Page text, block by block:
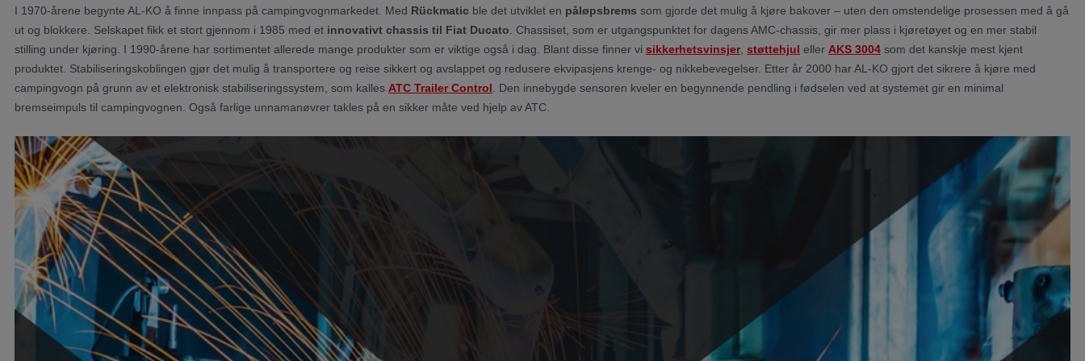
I 1970-årene begynte AL-KO å finne innpass på campingvognmarkedet. Med Rückmatic ble det utviklet en påløpsbrems som gjorde det mulig å kjøre bakover – uten den omstendelige prosessen med å gå
ut og blokkere. Selskapet fikk et stort gjennom i 1985 med et innovativt chassis til Fiat Ducato . Chassiset, som er utgangspunktet for dagens AMC-chassis, gir mer plass i kjøretøyet og en mer stabil
stilling under kjøring. I 1990-årene har sortimentet allerede mange produkter som er viktige også i dag. Blant disse finner vi sikkerhetsvinsjer, støttehjul eller AKS 3004 som det kanskje mest kjent
produktet. Stabiliseringskoblingen gjør det mulig å transportere og reise sikkert og avslappet og redusere ekvipasjens krenge- og nikkebevegelser. Etter år 2000 har AL-KO gjort det sikrere å kjøre med
campingvogn på grunn av et elektronisk stabiliseringssystem, som kalles ATC Trailer Control . Den innebygde sensoren kveler en begynnende pendling i fødselen ved at systemet gir en minimal
bremseimpuls til campingvognen. Også farlige unnamanøvrer takles på en sikker måte ved hjelp av ATC.